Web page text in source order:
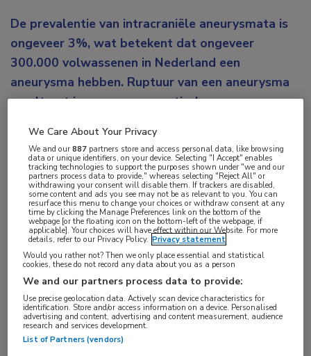
De prevalentie van intracraniële aneurysmata is
ongeveer 3%, wat betekent dat ongeveer
300.000 volwassenen in Nederland een
aneurysma hebben. Ruptuur van een aneurysma
resulteert in een aneurysmatische
hoge morbiditeit en mortaliteit, waarbij ongeveer
een derde van de mensen overlijdt aan de
gevolgen ervan. Charlotte Zuurbier wijdde haar
proefschrift aan familiaire intracraniële
aneurysmata. Zij promoveerde aan de Universiteit
van Utrecht.
De belangrijkste groep personen met een sterk
verhoogd risico op een aSAB zijn degenen die
familieleden hebben die al eerder een aSAB hebben
gehad. Bij personen met een positieve
familieanamnese voor aSAB komen intracraniële
We Care About Your Privacy
We and our887 partners store and access personal data, like browsing
data or unique identifiers, on your device. Selecting "I Accept" enables
tracking technologies to support the purposes shown under "we and our
partners process data to provide," whereas selecting "Reject All" or
withdrawing your consent will disable them. If trackers are disabled,
some content and ads you see may not be as relevant to you. You can
resurface this menu to change your choices or withdraw consent at any
time by clicking the Manage Preferences link on the bottom of the
webpage [or the floating icon on the bottom-left of the webpage, if
applicable]. Your choices will have effect within our Website. For more
details, refer to our Privacy Policy. Privacy statement
Would you rather not? Then we only place essential and statistical
cookies, these do not record any data about you as a person
We and our partners process data to provide:
Use precise geolocation data. Actively scan device characteristics for
identification. Store and/or access information on a device. Personalised
advertising and content, advertising and content measurement, audience
research and services development.
List of Partners (vendors)